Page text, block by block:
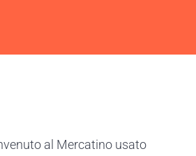
al Mercatino usato